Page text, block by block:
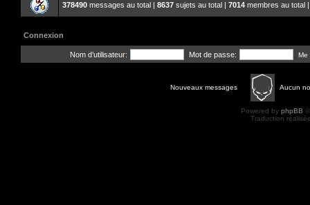
378490 messages au total | 8637 sujets au total | 7014 membres au total
Connexion
Nom d’utilisateur: Mot de passe: Me
Nouveaux messages Aucun
Powered by phpBB
Traduction